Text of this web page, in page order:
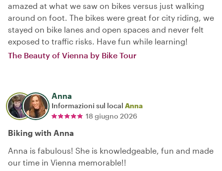
amazed at what we saw on bikes versus just walking
around on foot. The bikes were great for city riding, we
stayed on bike lanes and open spaces and never felt
exposed to traffic risks. Have fun while learning!
The Beauty of Vienna by Bike Tour
Anna
Informazioni sul local Anna
18 giugno 2026
Biking with Anna
Anna is fabulous! She is knowledgeable, fun and made
our time in Vienna memorable!!